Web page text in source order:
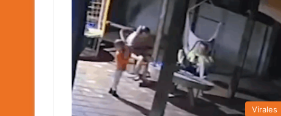
Virales